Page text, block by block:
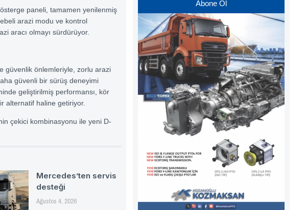
paneli, tamamen yenilenmiş
arazi modu ve kontrol
aracı olmayı sürdürüyor.
güvenlik önlemleriyle, zorlu arazi
güvenli bir sürüş deneyimi
geliştirilmiş performansı, kör
alternatif haline getiriyor.
çekici kombinasyonu ile yeni D-
Mercedes’ten servis
desteği
Ağustos 4, 2026
Abone Ol